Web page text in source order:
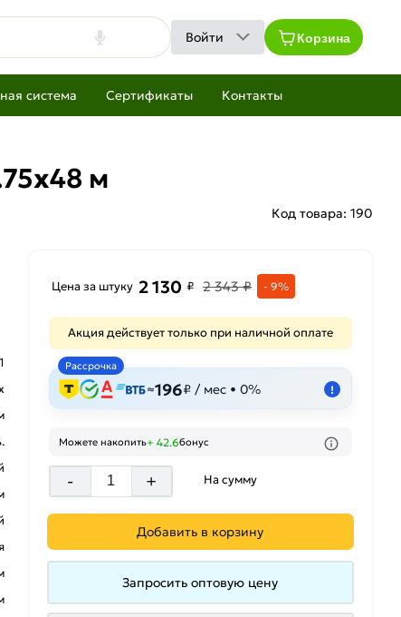
Войти Корзина
система Сертификаты Контакты
м
Код товара: 190
Цена за штуку 2 130 ₽ 2 343 ₽ - 9%
Акция действует только при наличной оплате
Рассрочка
≈196₽ / мес • 0% !
Можете накопить+ 42.6бонус
- + На сумму
Добавить в корзину
Запросить оптовую цену